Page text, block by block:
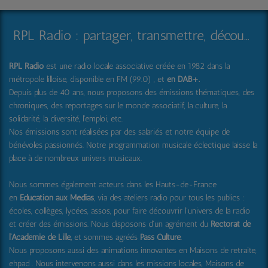
RPL Radio : partager, transmettre, découvrir et surprendre
RPL Radio est une radio locale associative créée en 1982 dans la
métropole lilloise, disponible en FM (99.0) , et en DAB+.
Depuis plus de 40 ans, nous proposons des émissions thématiques, des
chroniques, des reportages sur le monde associatif, la culture, la
solidarité, la diversité, l'emploi, etc.
Nos émissions sont réalisées par des salariés et notre équipe de
bénévoles passionnés. Notre programmation musicale éclectique laisse la
place à de nombreux univers musicaux.
Nous sommes également acteurs dans les Hauts-de-France
en Education aux Médias, via des ateliers radio pour tous les publics :
écoles, collèges, lycées, assos, pour faire découvrir l'univers de la radio
et créer des émissions. Nous disposons d'un agrément du Rectorat de
l'Académie de Lille, et sommes agréés Pass Culture.
Nous proposons aussi des animations innovantes en Maisons de retraite,
ehpad . Nous intervenons aussi dans les missions locales, Maisons de